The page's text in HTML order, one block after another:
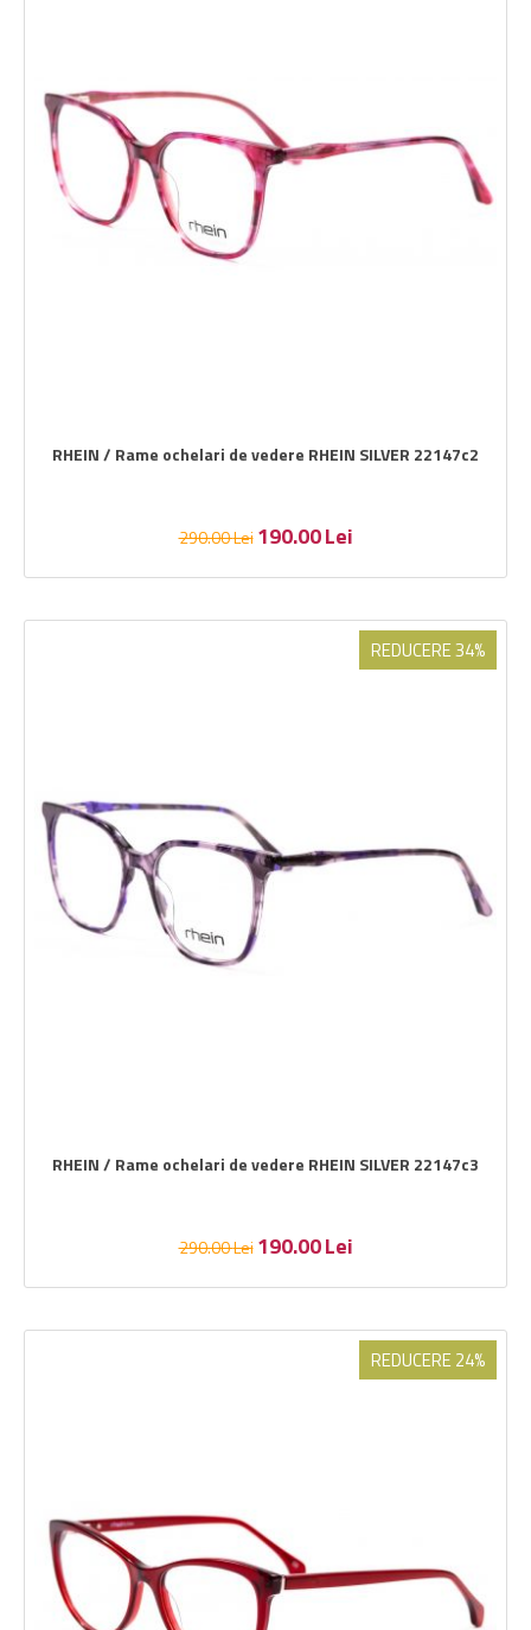
RHEIN / Rame ochelari de vedere RHEIN SILVER 22147c2
290.00Lei 190.00Lei
REDUCERE 34%
RHEIN / Rame ochelari de vedere RHEIN SILVER 22147c3
290.00Lei 190.00Lei
REDUCERE 24%